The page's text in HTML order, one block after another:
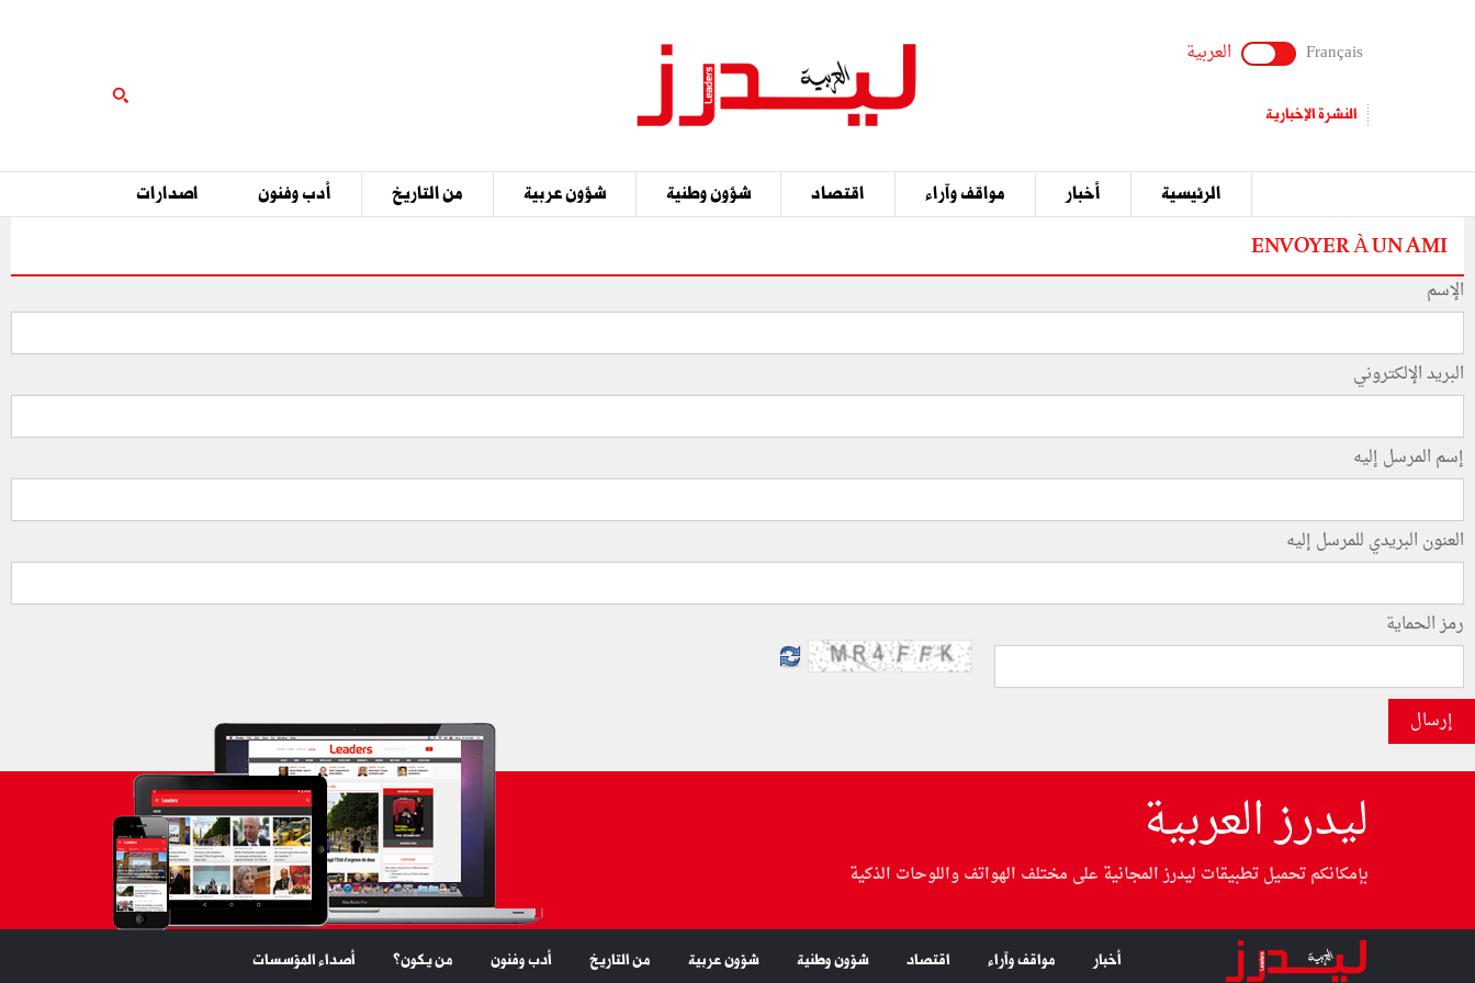
Français العربية
النشرة الإخبارية
الرئيسية أخبار مواقف وآراء اقتصاد شؤون وطنية شؤون عربية من التاريخ أدب وفنون اصدارات
ENVOYER À UN AMI
الإسم
البريد الإلكتروني
إسم المرسل إليه
العنون البريدي للمرسل إليه
رمز الحماية
إرسال
ليدرز العربية
بإمكانكم تحميل تطبيقات ليدرز المجانية على مختلف الهواتف واللوحات الذكية
أخبار مواقف وآراء اقتصاد شؤون وطنية شؤون عربية من التاريخ أدب وفنون من يكون؟ أصداء المؤسسات